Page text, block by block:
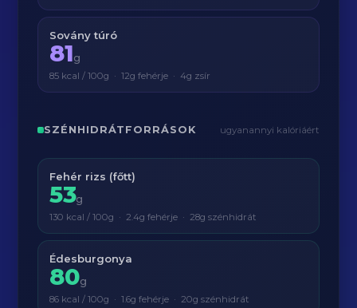
Sovány túró
81g
85 kcal / 100g · 12g fehérje · 4g zsír
SZÉNHIDRÁTFORRÁSOK ugyanannyi kalóriáért
Fehér rizs (főtt)
53g
130 kcal / 100g · 2.4g fehérje · 28g szénhidrát
Édesburgonya
80g
86 kcal / 100g · 1.6g fehérje · 20g szénhidrát